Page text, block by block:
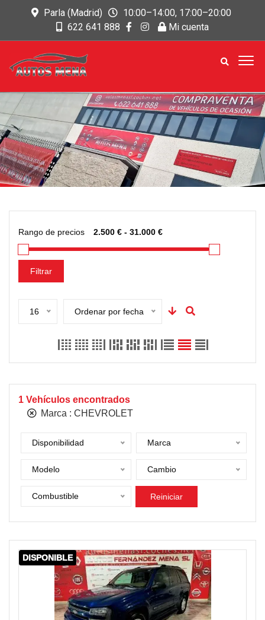
Parla (Madrid)
10:00–14:00, 17:00–20:00
622 641 888
Mi cuenta
Rango de precios
Filtrar
16 Ordenar por fecha
1 Vehículos encontrados
Marca : CHEVROLET
Disponibilidad Marca
Modelo Cambio
Combustible Reiniciar
DISPONIBLE